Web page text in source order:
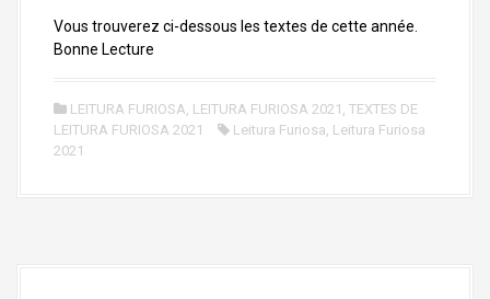
Vous trouverez ci-dessous les textes de cette année.
Bonne Lecture
LEITURA FURIOSA, LEITURA FURIOSA 2021 , TEXTES DE
LEITURA FURIOSA 2021
Leitura Furiosa, Leitura Furiosa
2021